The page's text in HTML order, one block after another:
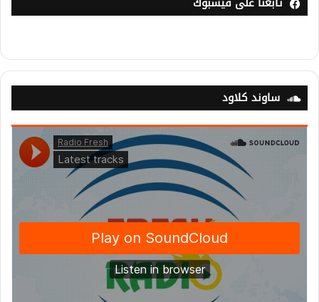
ساوند كلاود